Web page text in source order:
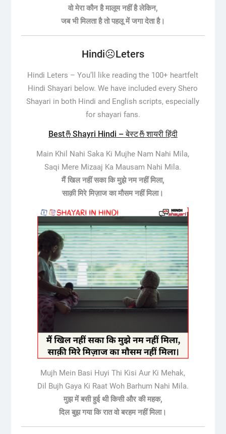
वो मेरा कौन है मालूम नहीं है लेकिन,
जब भी मिलता है तो पहलू में जगा देता है।
Hindi☹️Leters
Hindi Leters –You’ll like reading the 100+ heartfelt
Hindi Shayari below. We have included every Shero
Shayari in both Hindi and English scripts, especially
for shayari fans.
Best🤞Shayri Hindi – बेस्ट🤞शायरी हिंदी
Main Khil Nahi Saka Ki Mujhe Nam Nahi Mila,
Saqi Mere Mizaaj Ka Mausam Nahi Mila.
मैं खिल नहीं सका कि मुझे नम नहीं मिला,
साक़ी मिरे मिज़ाज का मौसम नहीं मिला।
Mujh Mein Basi Huyi Thi Kisi Aur Ki Mehak,
Dil Bujh Gaya Ki Raat Woh Barhum Nahi Mila.
मुझ में बसी हुई थी किसी और की महक,
दिल बुझ गया कि रात वो बरहम नहीं मिला।